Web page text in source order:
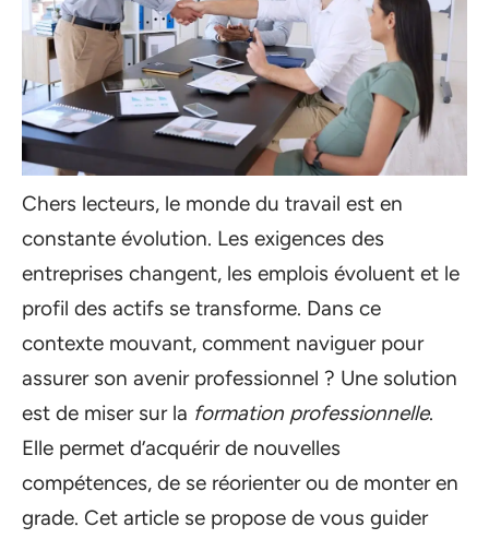
Chers lecteurs, le monde du travail est en
constante évolution. Les exigences des
entreprises changent, les emplois évoluent et le
profil des actifs se transforme. Dans ce
contexte mouvant, comment naviguer pour
assurer son avenir professionnel ? Une solution
est de miser sur la formation professionnelle.
Elle permet d’acquérir de nouvelles
compétences, de se réorienter ou de monter en
grade. Cet article se propose de vous guider